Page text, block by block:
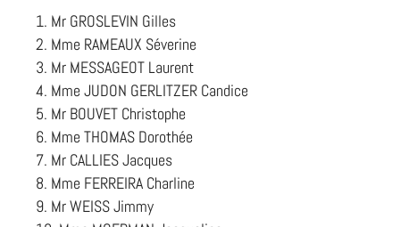
Mr GROSLEVIN Gilles
Mme RAMEAUX Séverine
Mr MESSAGEOT Laurent
Mme JUDON GERLITZER Candice
Mr BOUVET Christophe
Mme THOMAS Dorothée
Mr CALLIES Jacques
Mme FERREIRA Charline
Mr WEISS Jimmy